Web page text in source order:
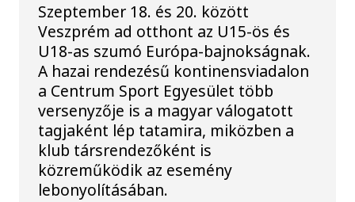
Szeptember 18. és 20. között
Veszprém ad otthont az U15-ös és
U18-as szumó Európa-bajnokságnak.
A hazai rendezésű kontinensviadalon
a Centrum Sport Egyesület több
versenyzője is a magyar válogatott
tagjaként lép tatamira, miközben a
klub társrendezőként is
közreműködik az esemény
lebonyolításában.